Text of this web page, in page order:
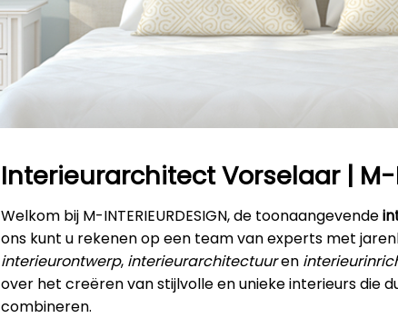
Interieurarchitect Vorselaar | M-
Welkom bij M-INTERIEURDESIGN, de toonaangevende
ons kunt u rekenen op een team van experts met
interieurontwerp, interieurarchitectuuren
over het creëren van stijlvolle en unieke interieurs die
combineren.